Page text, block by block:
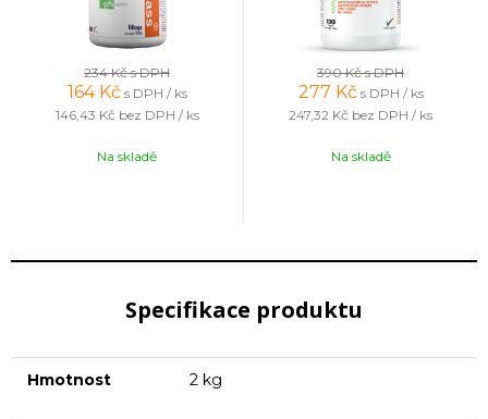
234 Kčs DPH
164 Kč s DPH / ks
146,43 Kč bez DPH / ks
Na skladě
390 Kčs DPH
277 Kč s DPH / ks
247,32 Kč bez DPH / ks
Na skladě
Specifikace produktu
Hmotnost 2 kg